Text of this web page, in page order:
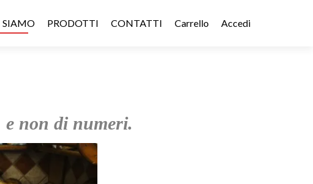
SIAMO PRODOTTI CONTATTI Carrello Accedi
e non di numeri.